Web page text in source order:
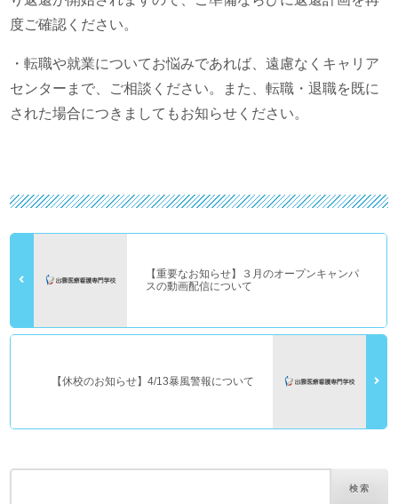
度ご確認ください。
・転職や就業についてお悩みであれば、遠慮なくキャリア
センターまで、ご相談ください。また、転職・退職を既に
された場合につきましてもお知らせください。
【重要なお知らせ】３月のオープンキャンパ
スの動画配信について
【休校のお知らせ】4/13暴風警報について